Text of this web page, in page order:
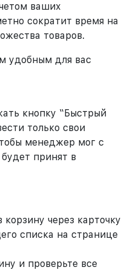
ваших
сократит время на
товаров.
удобным для вас
кнопку “Быстрый
только свои
менеджер мог с
принят в
через карточку
списка на странице
и проверьте все